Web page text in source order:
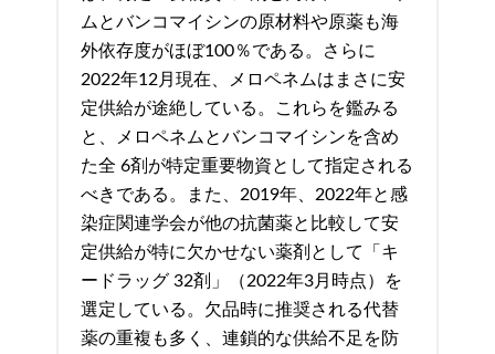
ムとバンコマイシンの原材料や原薬も海
外依存度がほぼ100％である。さらに
2022年12月現在、メロペネムはまさに安
定供給が途絶している。これらを鑑みる
と、メロペネムとバンコマイシンを含め
た全 6剤が特定重要物資として指定される
べきである。また、2019年、2022年と感
染症関連学会が他の抗菌薬と比較して安
定供給が特に欠かせない薬剤として「キ
ードラッグ 32剤」（2022年3月時点）を
選定している。欠品時に推奨される代替
薬の重複も多く、連鎖的な供給不足を防